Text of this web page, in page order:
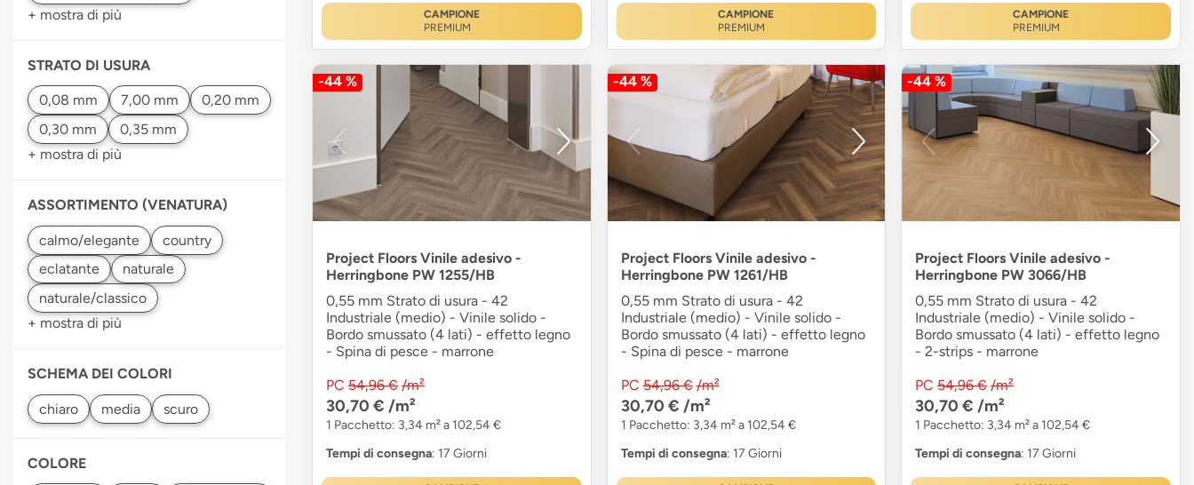
+ mostra di più
STRATO DI USURA
+ mostra di più
ASSORTIMENTO (VENATURA)
+ mostra di più
SCHEMA DEI COLORI
chiaro scuro
COLORE
CAMPIONE
PREMIUM
CAMPIONE
PREMIUM
CAMPIONE
PREMIUM
-44 %
Project Floors Vinile adesivo -
Herringbone PW 1255/HB
0,55 mm Strato di usura - 42
Industriale (medio) - Vinile solido -
Bordo smussato (4 lati) - effetto legno
- Spina di pesce - marrone
PC 54,96 € /m²
30,70 € /m²
1 Pacchetto: 3,34 m² a 102,54 €
Tempi di consegna: 17 Giorni
-44 %
Project Floors Vinile adesivo -
Herringbone PW 1261/HB
0,55 mm Strato di usura - 42
Industriale (medio) - Vinile solido -
Bordo smussato (4 lati) - effetto legno
- Spina di pesce - marrone
PC 54,96 € /m²
30,70 € /m²
1 Pacchetto: 3,34 m² a 102,54 €
Tempi di consegna: 17 Giorni
-44 %
Project Floors Vinile adesivo -
Herringbone PW 3066/HB
0,55 mm Strato di usura - 42
Industriale (medio) - Vinile solido -
Bordo smussato (4 lati) - effetto legno
- 2-strips - marrone
PC 54,96 € /m²
30,70 € /m²
1 Pacchetto: 3,34 m² a 102,54 €
Tempi di consegna: 17 Giorni